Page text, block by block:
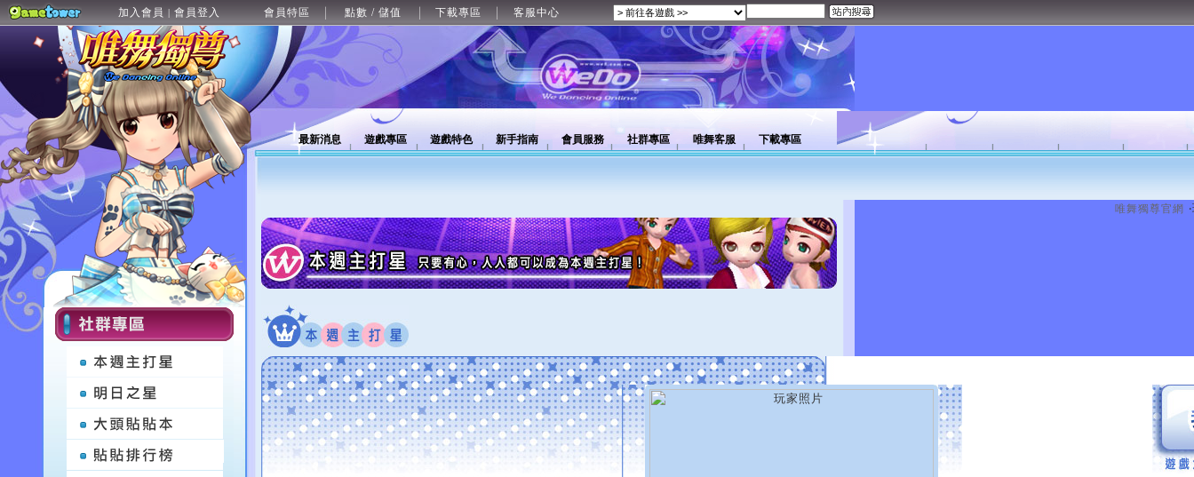
加入會員 | 會員登入 會員特區 點數 / 儲值 下載專區 客服中心
最新消息 遊戲專區 遊戲特色 新手指南 會員服務 社群專區 唯舞客服 下載專區
唯舞獨尊官網